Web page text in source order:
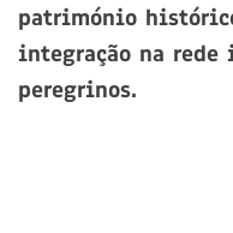
património
integração na
peregrinos.